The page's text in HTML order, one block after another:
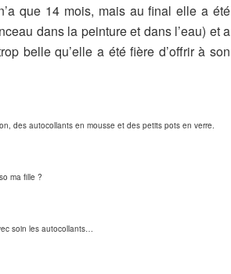
que 14 mois, mais au final elle a été
dans la peinture et dans l’eau) et a
belle qu’elle a été fière d’offrir à son
des autocollants en mousse et des petits pots en verre.
ma fille ?
soin les autocollants…